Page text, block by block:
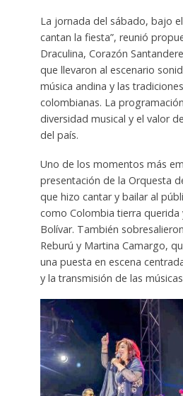
La jornada del sábado, bajo
cantan la fiesta”, reunió
Draculina, Corazón
que llevaron al escenario
música andina y las
colombianas. La
diversidad musical y el valor
del país.
Uno de los momentos más
presentación de la Orquesta
que hizo cantar y bailar al
como Colombia tierra querida
Bolívar. También
Reburú y Martina Camargo,
una puesta en escena
y la transmisión de las